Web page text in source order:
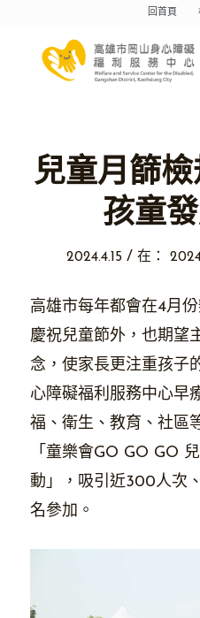
回首頁
兒童月篩
孩童
2024.4.15 / 在：
高雄市每年都會在4月
慶祝兒童節外，也期望
念，使家長更注重孩子
心障礙福利服務中心早
福、衛生、教育、社區
「童樂會GO GO GO
動」，吸引近300人次
名參加。